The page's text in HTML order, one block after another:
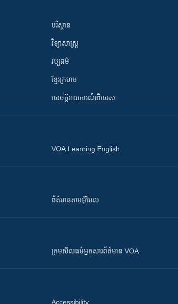
បរិស្ថាន
វិទ្យាសាស្រ្ត
វប្បធម៌
ខ្មែរក្រហម
សេចក្តីរាយការណ៍ពិសេស
VOA Learning English
ព័ត៌មាន​តាម​អ៊ីមែល
ក្រម​​​សីលធម៌​​​អ្នក​​​សារព័ត៌មាន VOA
Accessibility